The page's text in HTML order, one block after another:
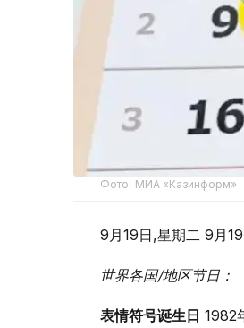
Фото: МИА «Казинформ»
9月19日,星期二 9月
世界各国/地区节日：
表情符号诞生日 1982